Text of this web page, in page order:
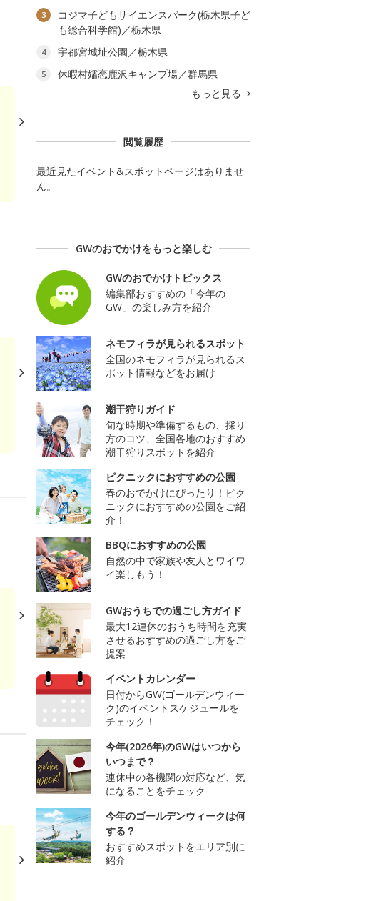
3
コジマ子どもサイエンスパーク(栃木県子ど
も総合科学館)／栃木県
4 宇都宮城址公園／栃木県
5
休暇村嬬恋鹿沢キャンプ場／群馬県
もっと見る
閲覧履歴
最近見たイベント&スポットページはありませ
ん。
GWのおでかけをもっと楽しむ
GWのおでかけトピックス
編集部おすすめの「今年の
GW」の楽しみ方を紹介
ネモフィラが見られるスポット
全国のネモフィラが見られるス
ポット情報などをお届け
潮干狩りガイド
旬な時期や準備するもの、採り
方のコツ、全国各地のおすすめ
潮干狩りスポットを紹介
ピクニックにおすすめの公園
春のおでかけにぴったり！ピク
ニックにおすすめの公園をご紹
介！
BBQにおすすめの公園
自然の中で家族や友人とワイワ
イ楽しもう！
GWおうちでの過ごし方ガイド
最大12連休のおうち時間を充実
させるおすすめの過ごし方をご
提案
イベントカレンダー
日付からGW(ゴールデンウィー
ク)のイベントスケジュールを
チェック！
今年(2026年)のGWはいつから
いつまで？
連休中の各機関の対応など、気
になることをチェック
今年のゴールデンウィークは何
する？
おすすめスポットをエリア別に
紹介